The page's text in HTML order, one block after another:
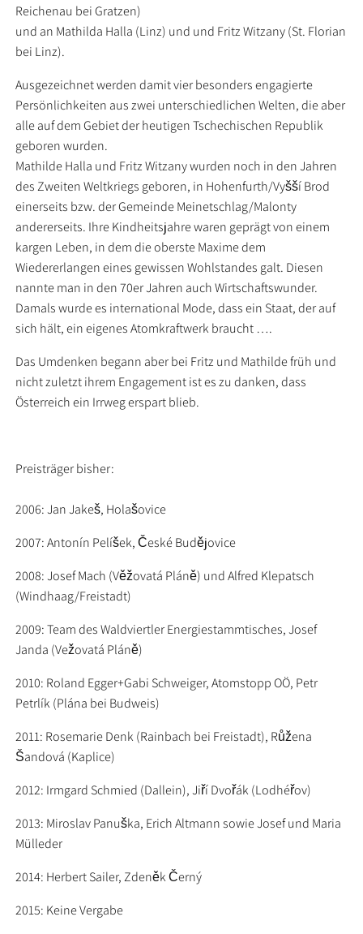
Reichenau bei Gratzen)
und an Mathilda Halla (Linz) und und Fritz Witzany (St. Florian
bei Linz).
Ausgezeichnet werden damit vier besonders engagierte
Persönlichkeiten aus zwei unterschiedlichen Welten, die aber
alle auf dem Gebiet der heutigen Tschechischen Republik
geboren wurden.
Mathilde Halla und Fritz Witzany wurden noch in den Jahren
des Zweiten Weltkriegs geboren, in Hohenfurth/Vyšší Brod
einerseits bzw. der Gemeinde Meinetschlag/Malonty
andererseits. Ihre Kindheitsjahre waren geprägt von einem
kargen Leben, in dem die oberste Maxime dem
Wiedererlangen eines gewissen Wohlstandes galt. Diesen
nannte man in den 70er Jahren auch Wirtschaftswunder.
Damals wurde es international Mode, dass ein Staat, der auf
sich hält, ein eigenes Atomkraftwerk braucht ….
Das Umdenken begann aber bei Fritz und Mathilde früh und
nicht zuletzt ihrem Engagement ist es zu danken, dass
Österreich ein Irrweg erspart blieb.
Preisträger bisher:
2006: Jan Jakeš, Holašovice
2007: Antonín Pelíšek, České Budějovice
2008: Josef Mach (Věžovatá Pláně) und Alfred Klepatsch
(Windhaag/Freistadt)
2009: Team des Waldviertler Energiestammtisches, Josef
Janda (Vežovatá Pláně)
2010: Roland Egger+Gabi Schweiger, Atomstopp OÖ, Petr
Petrlík (Plána bei Budweis)
2011: Rosemarie Denk (Rainbach bei Freistadt), Růžena
Šandová (Kaplice)
2012: Irmgard Schmied (Dallein), Jiří Dvořák (Lodhéřov)
2013: Miroslav Panuška, Erich Altmann sowie Josef und Maria
Mülleder
2014: Herbert Sailer, Zdeněk Černý
2015: Keine Vergabe